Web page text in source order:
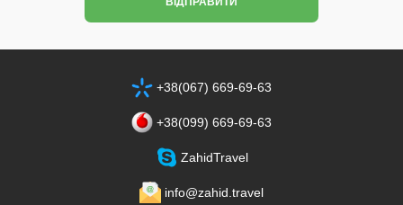
+38(067) 669-69-63
+38‎(099) 669-69-63
ZahidTravel
info@zahid.travel